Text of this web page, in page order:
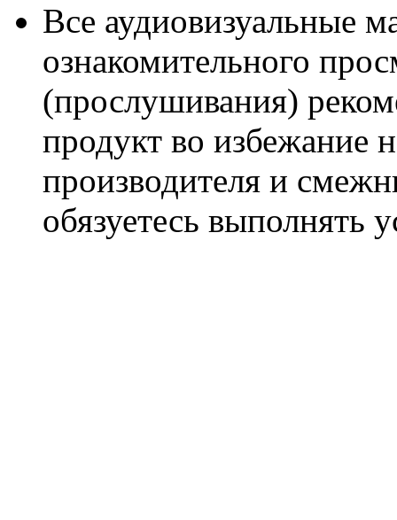
Все аудиовизуальные
ознакомительного
(прослушивания)
продукт во избежание
производителя и
обязуетесь выполнять